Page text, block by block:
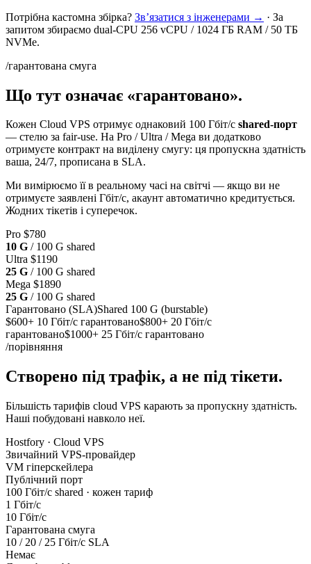
Потрібна кастомна збірка? Звʼязатися з інженерами → · За
запитом збираємо dual-CPU 256 vCPU / 1024 ГБ RAM / 50 ТБ
NVMe.
/гарантована смуга
Що тут означає «гарантовано».
Кожен Cloud VPS отримує однаковий 100 Гбіт/с shared-порт
— стелю за fair-use. На Pro / Ultra / Mega ви додатково
отримуєте контракт на виділену смугу: ця пропускна здатність
ваша, 24/7, прописана в SLA.
Ми вимірюємо її в реальному часі на світчі — якщо ви не
отримуєте заявлені Гбіт/с, акаунт автоматично кредитується.
Жодних тікетів і суперечок.
Pro $780
10 G / 100 G shared
Ultra $1190
25 G / 100 G shared
Mega $1890
25 G / 100 G shared
Гарантовано (SLA)Shared 100 G (burstable)
$600+ 10 Гбіт/с гарантовано$800+ 20 Гбіт/с
гарантовано$1000+ 25 Гбіт/с гарантовано
/порівняння
Створено під трафік, а не під тікети.
Більшість тарифів cloud VPS карають за пропускну здатність.
Наші побудовані навколо неї.
Hostfory · Cloud VPS
Звичайний VPS-провайдер
VM гіперскейлера
Публічний порт
100 Гбіт/с shared · кожен тариф
1 Гбіт/с
10 Гбіт/с
Гарантована смуга
10 / 20 / 25 Гбіт/с SLA
Немає